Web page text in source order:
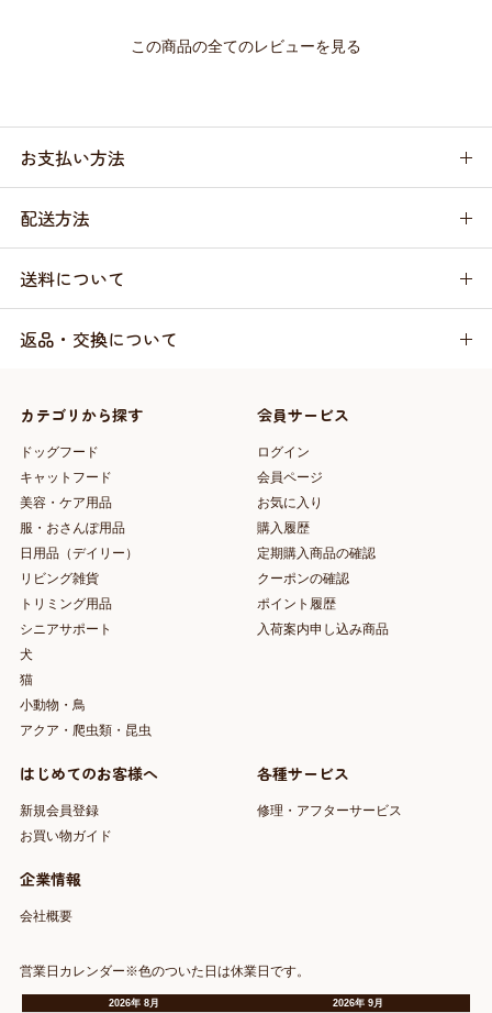
この商品の全てのレビューを見る
お支払い方法
配送方法
送料について
返品・交換について
カテゴリから探す
ドッグフード
キャットフード
美容・ケア用品
服・おさんぽ用品
日用品（デイリー）
リビング雑貨
トリミング用品
シニアサポート
犬
猫
小動物・鳥
アクア・爬虫類・昆虫
会員サービス
ログイン
会員ページ
お気に入り
購入履歴
定期購入商品の確認
クーポンの確認
ポイント履歴
入荷案内申し込み商品
はじめてのお客様へ
新規会員登録
お買い物ガイド
各種サービス
修理・アフターサービス
企業情報
会社概要
営業日カレンダー※色のついた日は休業日です。
2026年 8月 2026年9月